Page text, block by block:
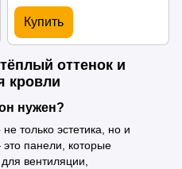
Купить
оттенок и
кровли
нужен?
только эстетика, но и
панели, которые
вентиляции,